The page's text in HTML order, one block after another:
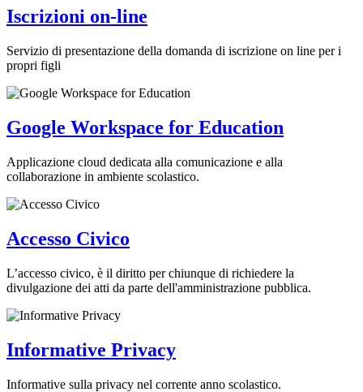
Iscrizioni on-line
Servizio di presentazione della domanda di iscrizione on line per i
propri figli
Google Workspace for Education
Applicazione cloud dedicata alla comunicazione e alla
collaborazione in ambiente scolastico.
Accesso Civico
L’accesso civico, è il diritto per chiunque di richiedere la
divulgazione dei atti da parte dell'amministrazione pubblica.
Informative Privacy
Informative sulla privacy nel corrente anno scolastico.